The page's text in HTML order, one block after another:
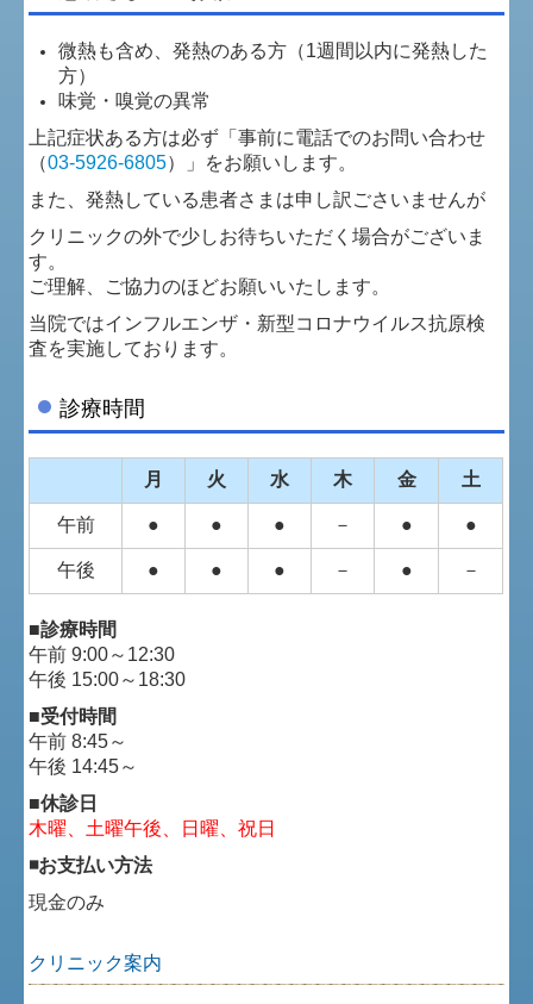
クリニック案内
微熱も含め、発熱のある方（1週間以内に発熱した
方）
味覚・嗅覚の異常
上記症状ある方は必ず「事前に電話でのお問い合わせ
（03-5926-6805）」をお願いします。
また、発熱している患者さまは申し訳ごさいませんが
クリニックの外で少しお待ちいただく場合がございま
す。
ご理解、ご協力のほどお願いいたします。
当院ではインフルエンザ・新型コロナウイルス抗原検
査を実施しております。
診療時間
月 火 水 木 金 土
午前 ● ● ● － ● ●
午後 ● ● ● － ● －
■診療時間
午前 9:00～12:30
午後 15:00～18:30
■受付時間
午前 8:45～
午後 14:45～
■休診日
木曜、土曜午後、日曜、祝日
◾️お支払い方法
現金のみ